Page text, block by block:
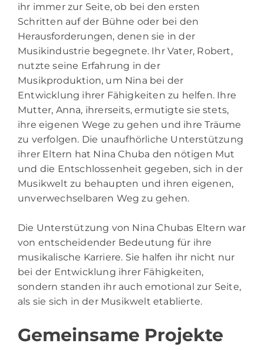
ihr immer zur Seite, ob bei den ersten
Schritten auf der Bühne oder bei den
Herausforderungen, denen sie in der
Musikindustrie begegnete. Ihr Vater, Robert,
nutzte seine Erfahrung in der
Musikproduktion, um Nina bei der
Entwicklung ihrer Fähigkeiten zu helfen. Ihre
Mutter, Anna, ihrerseits, ermutigte sie stets,
ihre eigenen Wege zu gehen und ihre Träume
zu verfolgen. Die unaufhörliche Unterstützung
ihrer Eltern hat Nina Chuba den nötigen Mut
und die Entschlossenheit gegeben, sich in der
Musikwelt zu behaupten und ihren eigenen,
unverwechselbaren Weg zu gehen.
Die Unterstützung von Nina Chubas Eltern war
von entscheidender Bedeutung für ihre
musikalische Karriere. Sie halfen ihr nicht nur
bei der Entwicklung ihrer Fähigkeiten,
sondern standen ihr auch emotional zur Seite,
als sie sich in der Musikwelt etablierte.
Gemeinsame Projekte